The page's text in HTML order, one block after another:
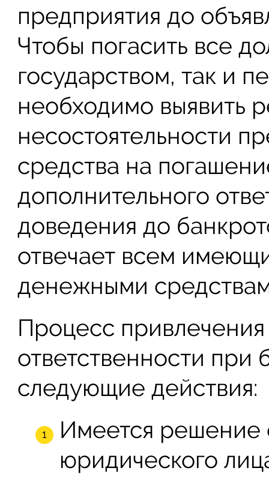
предприятия до
Чтобы погасить все
государством, так и
необходимо выявить
несостоятельности
средства на
дополнительного
доведения до
отвечает всем
денежными
Процесс
ответственности при
следующие действия:
Имеется решение
юридического